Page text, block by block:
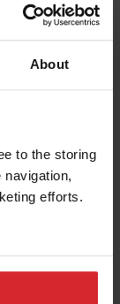
About
to the storing
efforts.